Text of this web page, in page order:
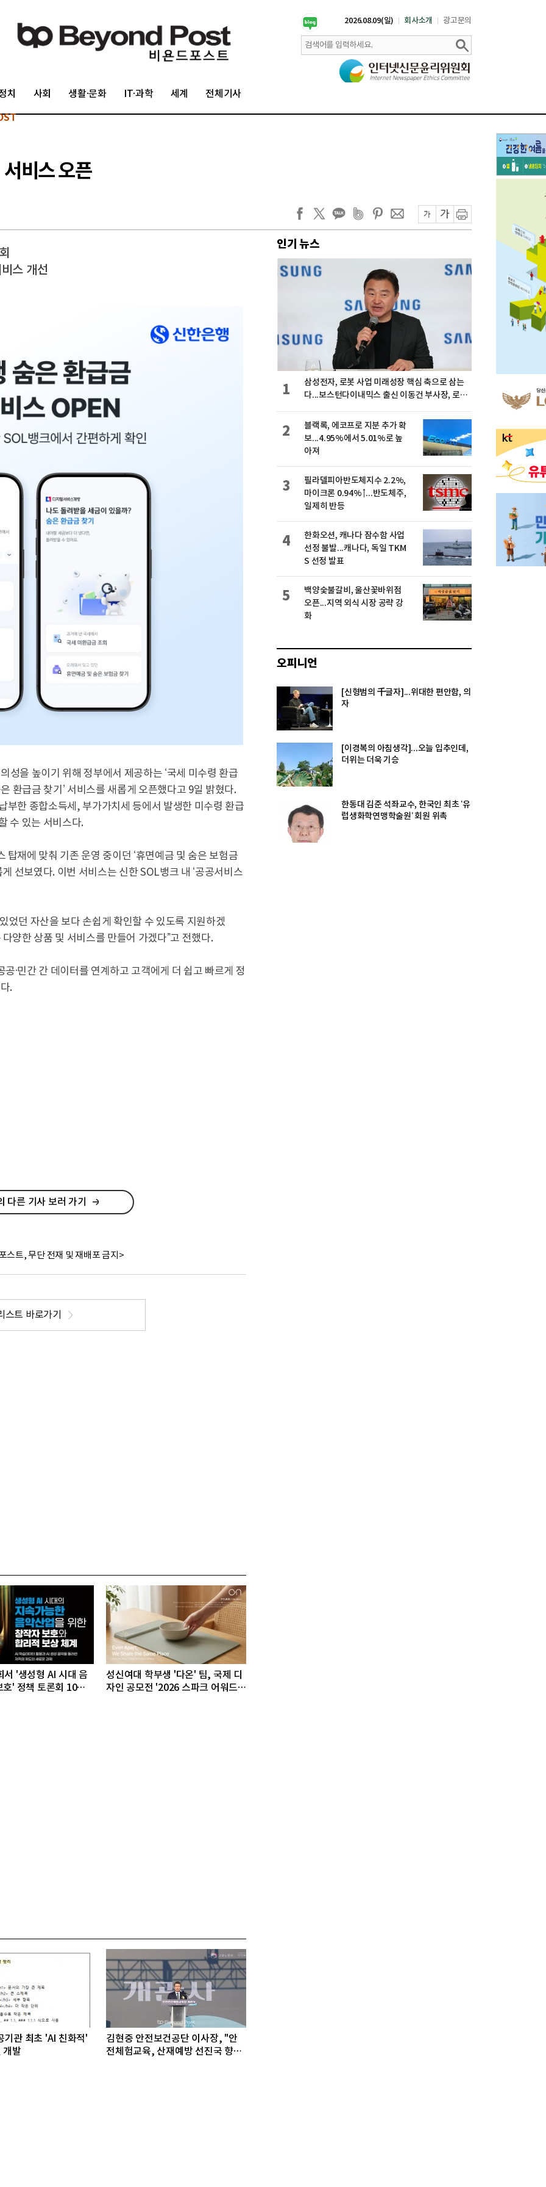
2026.08.09(일) 회사소개 광고문의
치 사회 생활·문화 IT·과학 세계 전체기사
비스 오픈
스 개선
성을 높이기 위해 정부에서 제공하는 ‘국세 미수령 환급
환급금 찾기’ 서비스를 새롭게 오픈했다고 9일 밝혔다.
부한 종합소득세, 부가가치세 등에서 발생한 미수령 환급
수 있는 서비스다.
재에 맞춰 기존 운영 중이던 ‘휴면예금 및 숨은 보험금
선보였다. 이번 서비스는 신한 SOL뱅크 내 ‘공공서비스
었던 자산을 보다 손쉽게 확인할 수 있도록 지원하겠
양한 상품 및 서비스를 만들어 가겠다”고 전했다.
·민간 간 데이터를 연계하고 고객에게 더 쉽고 빠르게 정
.
다른 기사 보러 가기
스트, 무단 전재 및 재배포 금지>
스트 바로가기
서 '생성형 AI 시대 음
호' 정책 토론회 10일
성신여대 학부생 '다온' 팀, 국제 디
자인 공모전 '2026 스파크 어워드'
기관 최초 'AI 친화적'
개발
김현중 안전보건공단 이사장, "안
전체험교육, 산재예방 선진국 향한
인기 뉴스
삼성전자, 로봇 사업 미래성장 핵심 축으로 삼는
다...보스턴다이내믹스 출신 이동건 부사장, 로보
1
블랙록, 에코프로 지분 추가 확
보...4.95%에서 5.01%로 높
아져
2
필라델피아반도체지수 2.2%,
마이크론 0.94%↑...반도체주,
일제히 반등
3
한화오션, 캐나다 잠수함 사업
선정 불발...캐나다, 독일 TKM
S 선정 발표
4
백양숯불갈비, 울산꽃바위점
오픈...지역 외식 시장 공략 강
화
5
오피니언
[신형범의 千글자]...위대한 편안함, 의
자
[이경복의 아침생각]...오늘 입추인데,
더위는 더욱 기승
한동대 김준 석좌교수, 한국인 최초 ‘유
럽생화학연맹학술원’ 회원 위촉